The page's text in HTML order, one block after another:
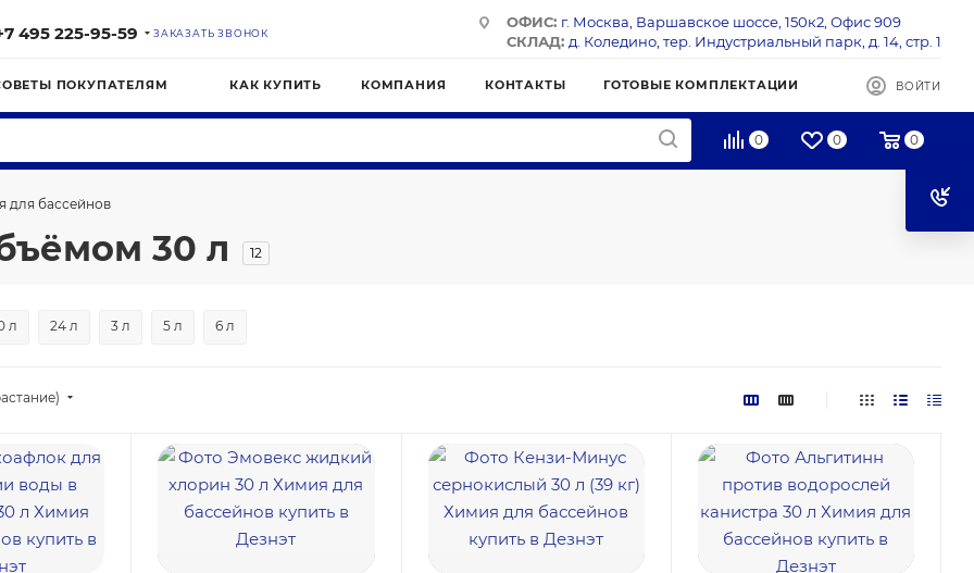
495 225-95-59 ЗАКАЗАТЬ ЗВОНОК
ОФИС: г. Москва, Варшавское шоссе, 150к2, Офис 909
СКЛАД: д. Коледино, тер. Индустриальный парк, д. 14, стр. 1
ПОКУПАТЕЛЯМ КАК КУПИТЬ КОМПАНИЯ КОНТАКТЫ ГОТОВЫЕ КОМПЛЕКТАЦИИ ВОЙТИ
0 0 0
для бассейнов
30 л 12
л 24 л 3 л 5 л 6 л